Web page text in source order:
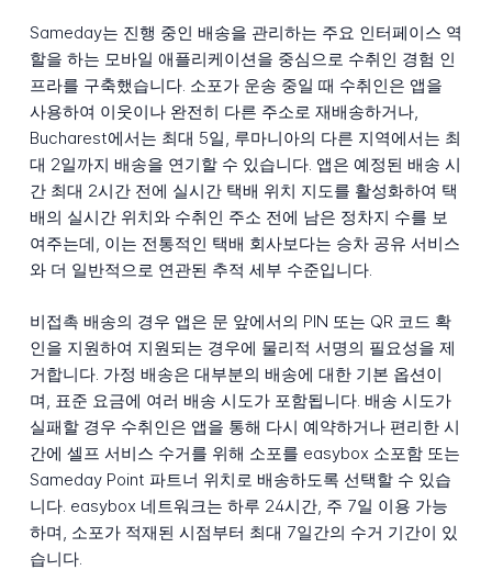
Sameday는 진행 중인 배송을 관리하는 주요 인터페이스 역
할을 하는 모바일 애플리케이션을 중심으로 수취인 경험 인
프라를 구축했습니다. 소포가 운송 중일 때 수취인은 앱을
사용하여 이웃이나 완전히 다른 주소로 재배송하거나,
Bucharest에서는 최대 5일, 루마니아의 다른 지역에서는 최
대 2일까지 배송을 연기할 수 있습니다. 앱은 예정된 배송 시
간 최대 2시간 전에 실시간 택배 위치 지도를 활성화하여 택
배의 실시간 위치와 수취인 주소 전에 남은 정차지 수를 보
여주는데, 이는 전통적인 택배 회사보다는 승차 공유 서비스
와 더 일반적으로 연관된 추적 세부 수준입니다.
비접촉 배송의 경우 앱은 문 앞에서의 PIN 또는 QR 코드 확
인을 지원하여 지원되는 경우에 물리적 서명의 필요성을 제
거합니다. 가정 배송은 대부분의 배송에 대한 기본 옵션이
며, 표준 요금에 여러 배송 시도가 포함됩니다. 배송 시도가
실패할 경우 수취인은 앱을 통해 다시 예약하거나 편리한 시
간에 셀프 서비스 수거를 위해 소포를 easybox 소포함 또는
Sameday Point 파트너 위치로 배송하도록 선택할 수 있습
니다. easybox 네트워크는 하루 24시간, 주 7일 이용 가능
하며, 소포가 적재된 시점부터 최대 7일간의 수거 기간이 있
습니다.